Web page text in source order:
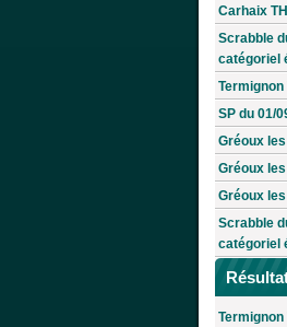
Carhaix
Scrabble
catégoriel
SP du 01/
Gréoux
Gréoux
Gréoux
Scrabble
catégoriel